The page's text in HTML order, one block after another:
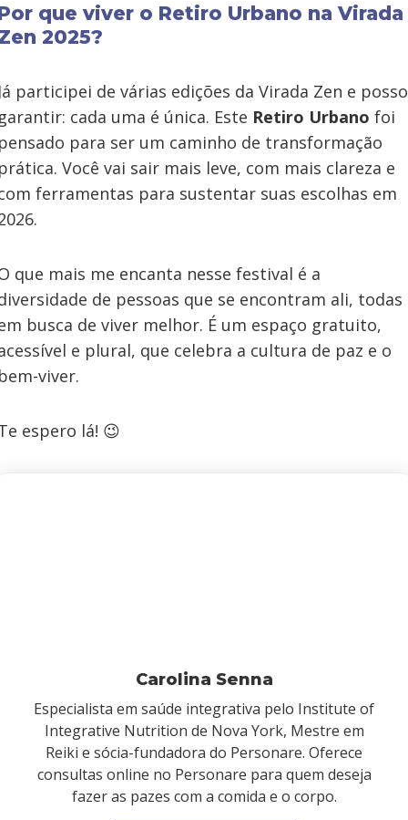
que viver o Retiro Urbano na Virada
2025?
participei de várias edições da Virada Zen e posso
cada uma é única. Este Retiro Urbano foi
para ser um caminho de transformação
Você vai sair mais leve, com mais clareza e
ferramentas para sustentar suas escolhas em
que mais me encanta nesse festival é a
de pessoas que se encontram ali, todas
busca de viver melhor. É um espaço gratuito,
e plural, que celebra a cultura de paz e o
viver.
espero lá! 😉
Carolina Senna
Especialista em saúde integrativa pelo Institute of
Integrative Nutrition de Nova York, Mestre em
Reiki e sócia-fundadora do Personare. Oferece
consultas online no Personare para quem deseja
fazer as pazes com a comida e o corpo.